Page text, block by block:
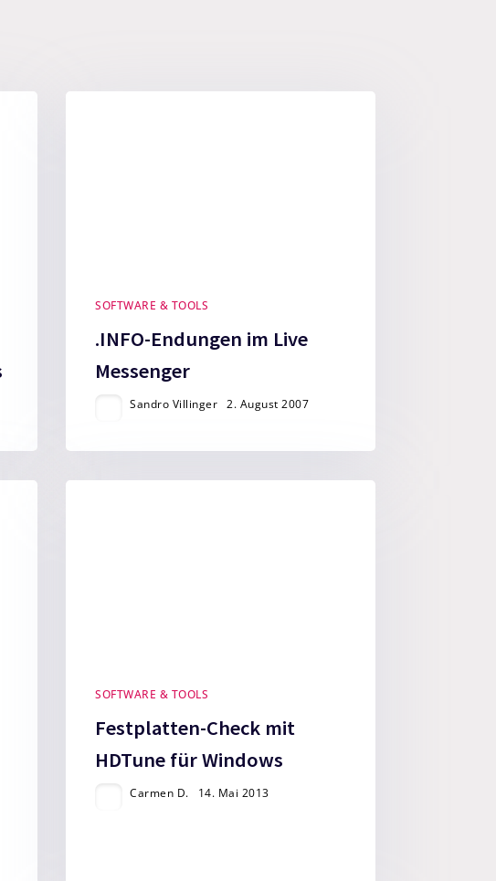
SOFTWARE & TOOLS
.INFO-Endungen im Live
Messenger
Sandro Villinger 2. August 2007
SOFTWARE & TOOLS
Festplatten-Check mit
HDTune für Windows
Carmen D. 14. Mai 2013